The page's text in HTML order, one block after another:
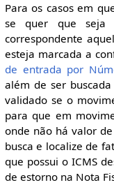
Para os casos em
se quer que seja
correspondente
esteja marcada a
de entrada por
além de ser
validado se o
para que em
onde não há valor
busca e localize de
que possui o ICMS
de estorno na Nota